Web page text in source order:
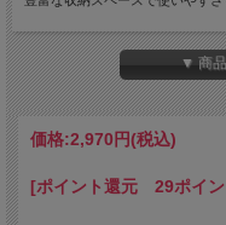
ネックストラップにはサイズ調
＜仕様＞
カードポケット×4・クリアポケ
＜サイズ＞
＜素材＞
▼ 商
価格:2,970円(税込)
[ポイント還元 29ポイ